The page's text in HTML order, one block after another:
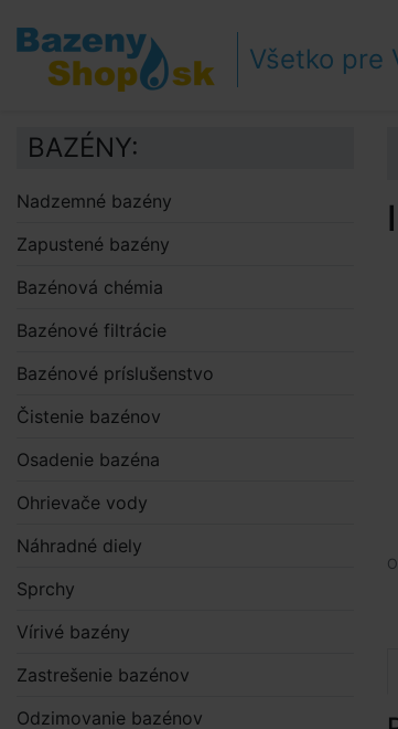
Prejsť na obsah
Prejsť k bočnému stĺpci
Klávesové skratky
Všetko pre
BAZÉNY:
Nadzemné bazény
Zapustené bazény
Bazénová chémia
Bazénové filtrácie
Bazénové príslušenstvo
Čistenie bazénov
Osadenie bazéna
Ohrievače vody
Náhradné diely
Sprchy
Vírivé bazény
Zastrešenie bazénov
Odzimovanie bazénov